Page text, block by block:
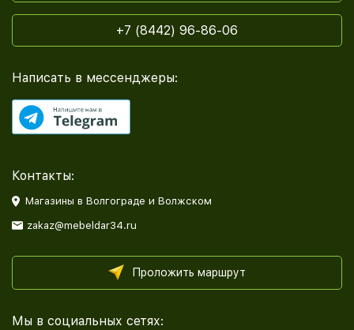
+7 (8442) 96-86-06
Написать в мессенджеры:
Контакты:
Магазины в Волгограде и Волжском
zakaz@mebeldar34.ru
Проложить маршрут
Мы в социальных сетях: